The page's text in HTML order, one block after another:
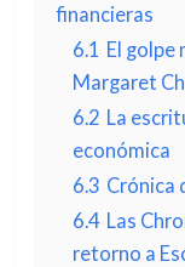
financieras
6.1 El golpe
Margaret
6.2 La
económica
6.3 Crónica
6.4 Las
retorno a